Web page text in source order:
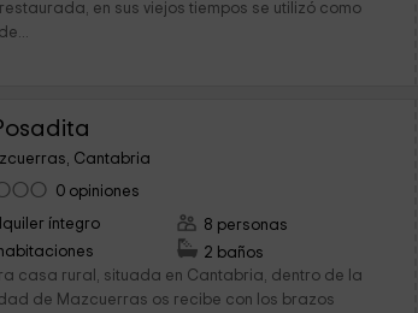
en sus viejos tiempos se utilizó como
Cantabria
0 opiniones
íntegro
8 personas
2 baños
casa rural, situada en Cantabria, dentro de la
de Mazcuerras os recibe con los brazos